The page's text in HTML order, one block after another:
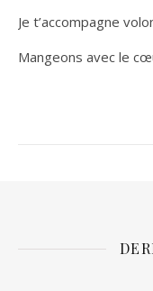
Je t’accompagne
Mangeons avec le